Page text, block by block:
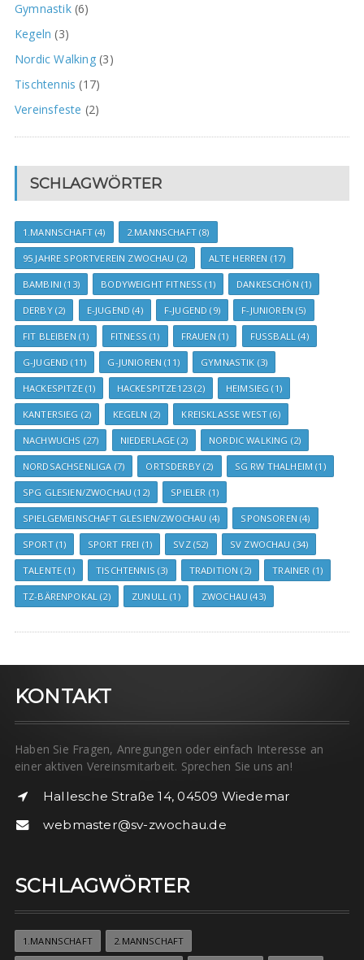
Gymnastik(6)
Kegeln (3)
Nordic Walking(3)
Tischtennis (17)
Vereinsfeste (2)
SCHLAGWÖRTER
1.MANNSCHAFT(4) 2.MANNSCHAFT(8)
95 JAHRE SPORTVEREIN ZWOCHAU (2) ALTE HERREN (17)
BAMBINI (13) BODYWEIGHT FITNESS (1) DANKESCHÖN (1)
DERBY(2) E-JUGEND (4) F-JUGEND (9) F-JUNIOREN (5)
FIT BLEIBEN (1) FITNESS (1) FRAUEN (1) FUSSBALL (4)
G-JUGEND (11) G-JUNIOREN (11) GYMNASTIK (3)
HACKESPITZE(1) HACKESPITZE123 (2) HEIMSIEG (1)
KANTERSIEG (2) KEGELN (2) KREISKLASSE WEST (6)
NACHWUCHS (27) NIEDERLAGE (2) NORDIC WALKING (2)
NORDSACHSENLIGA (7) ORTSDERBY(2) SG RW THALHEIM (1)
SPG GLESIEN/ZWOCHAU (12) SPIELER (1)
SPIELGEMEINSCHAFT GLESIEN/ZWOCHAU (4) SPONSOREN (4)
SPORT(1) SPORT FREI (1) SVZ(52) SV ZWOCHAU (34)
TALENTE (1) TISCHTENNIS (3) TRADITION (2) TRAINER (1)
TZ-BÄRENPOKAL (2) ZUNULL (1) ZWOCHAU (43)
KONTAKT
Haben Sie Fragen, Anregungen oder einfach Interesse an
einer aktiven Vereinsmitarbeit. Sprechen Sie uns an!
Hallesche Straße 14, 04509 Wiedemar
webmaster@sv-zwochau.de
SCHLAGWÖRTER
1.MANNSCHAFT 2.MANNSCHAFT